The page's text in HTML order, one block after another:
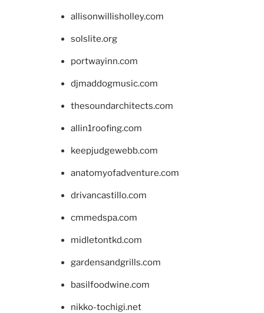
allisonwillisholley.com
solslite.org
portwayinn.com
djmaddogmusic.com
thesoundarchitects.com
allin1roofing.com
keepjudgewebb.com
anatomyofadventure.com
drivancastillo.com
cmmedspa.com
midletontkd.com
gardensandgrills.com
basilfoodwine.com
nikko-tochigi.net